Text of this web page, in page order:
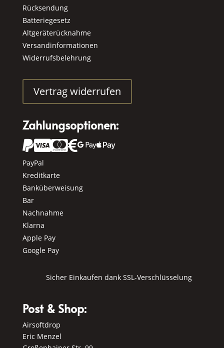
Rücksendung
Batteriegesetz
Altgeräterücknahme
Versandinformationen
Widerrufsbelehrung
Vertrag widerrufen
Zahlungsoptionen:
 
PayPal
Kreditkarte
Banküberweisung
Bar
Nachnahme
Klarna
Apple Pay
Google Pay
Sicher Einkaufen dank SSL-Verschlüsselung
Post & Shop:
Airsoftdrop
Eric Menzel